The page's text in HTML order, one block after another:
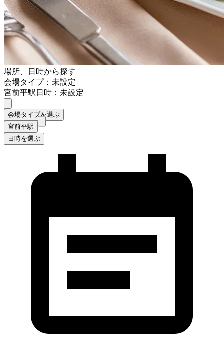
場所、日時から探す
会場タイプ：未設定
宮前平駅日時：未設定
会場タイプを選ぶ
宮前平駅
日時を選ぶ